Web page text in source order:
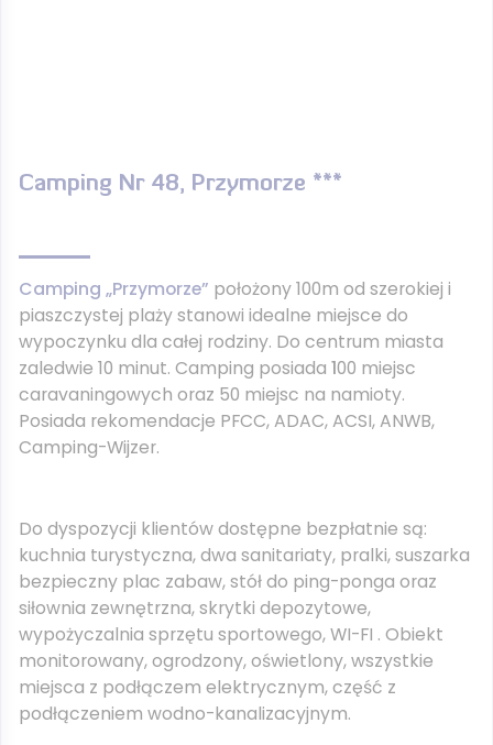
Camping Nr 48, Przymorze ***
Camping „Przymorze” położony 100m od szerokiej i
piaszczystej plaży stanowi idealne miejsce do
wypoczynku dla całej rodziny. Do centrum miasta
zaledwie 10 minut. Camping posiada 100 miejsc
caravaningowych oraz 50 miejsc na namioty.
Posiada rekomendacje PFCC, ADAC, ACSI, ANWB,
Camping-Wijzer.
Do dyspozycji klientów dostępne bezpłatnie są:
kuchnia turystyczna, dwa sanitariaty, pralki, suszarka
bezpieczny plac zabaw, stół do ping-ponga oraz
siłownia zewnętrzna, skrytki depozytowe,
wypożyczalnia sprzętu sportowego, WI-FI . Obiekt
monitorowany, ogrodzony, oświetlony, wszystkie
miejsca z podłączem elektrycznym, część z
podłączeniem wodno-kanalizacyjnym.